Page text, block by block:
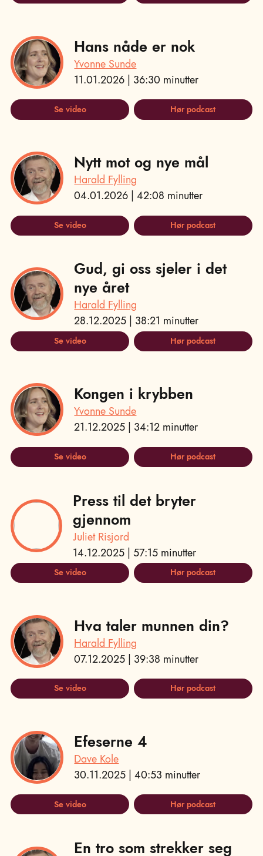
Hans nåde er nok
Yvonne Sunde
11.01.2026 | 36:30 minutter
Se video Hør podcast
Nytt mot og nye mål
Harald Fylling
04.01.2026 | 42:08 minutter
Se video Hør podcast
Gud, gi oss sjeler i det
nye året
Harald Fylling
28.12.2025 | 38:21 minutter
Se video Hør podcast
Kongen i krybben
Yvonne Sunde
21.12.2025 | 34:12 minutter
Se video Hør podcast
Press til det bryter
gjennom
Juliet Risjord
14.12.2025 | 57:15 minutter
Se video Hør podcast
Hva taler munnen din?
Harald Fylling
07.12.2025 | 39:38 minutter
Se video Hør podcast
Efeserne 4
Dave Kole
30.11.2025 | 40:53 minutter
Se video Hør podcast
En tro som strekker seg